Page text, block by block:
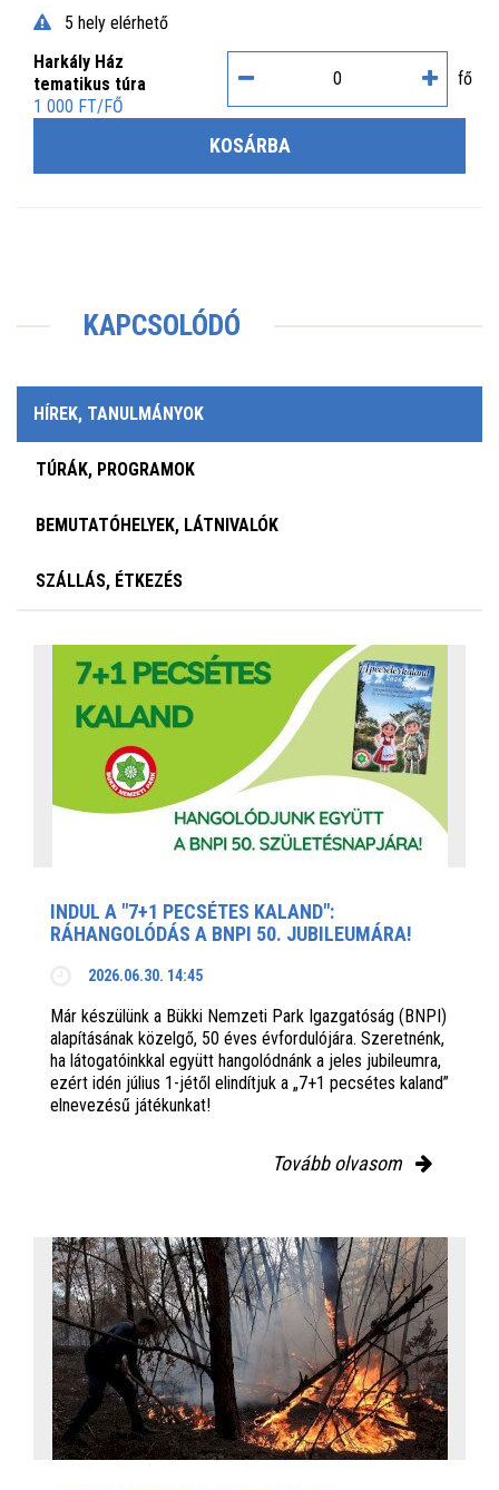
5 hely elérhető
Harkály Ház
tematikus túra
1 000 FT/FŐ
fő
KOSÁRBA
KAPCSOLÓDÓ
HÍREK, TANULMÁNYOK
TÚRÁK, PROGRAMOK
BEMUTATÓHELYEK, LÁTNIVALÓK
SZÁLLÁS, ÉTKEZÉS
INDUL A "7+1 PECSÉTES KALAND":
RÁHANGOLÓDÁS A BNPI 50. JUBILEUMÁRA!
2026.06.30. 14:45
Már készülünk a Bükki Nemzeti Park Igazgatóság (BNPI)
alapításának közelgő, 50 éves évfordulójára. Szeretnénk,
ha látogatóinkkal együtt hangolódnánk a jeles jubileumra,
ezért idén július 1-jétől elindítjuk a „7+1 pecsétes kaland”
elnevezésű játékunkat!
Tovább olvasom